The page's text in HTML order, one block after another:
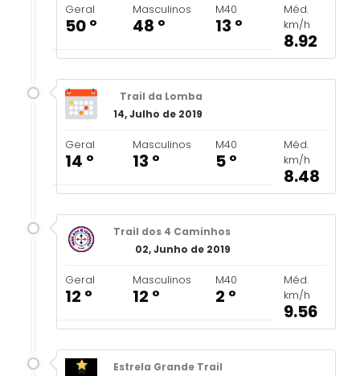
Geral
50 º
Masculinos
48 º
M40
13 º
Méd.
km/h
8.92
Trail da Lomba
14, Julho de 2019
Geral
14 º
Masculinos
13 º
M40
5 º
Méd.
km/h
8.48
Trail dos 4 Caminhos
02, Junho de 2019
Geral
12 º
Masculinos
12 º
M40
2 º
Méd.
km/h
9.56
Estrela Grande Trail